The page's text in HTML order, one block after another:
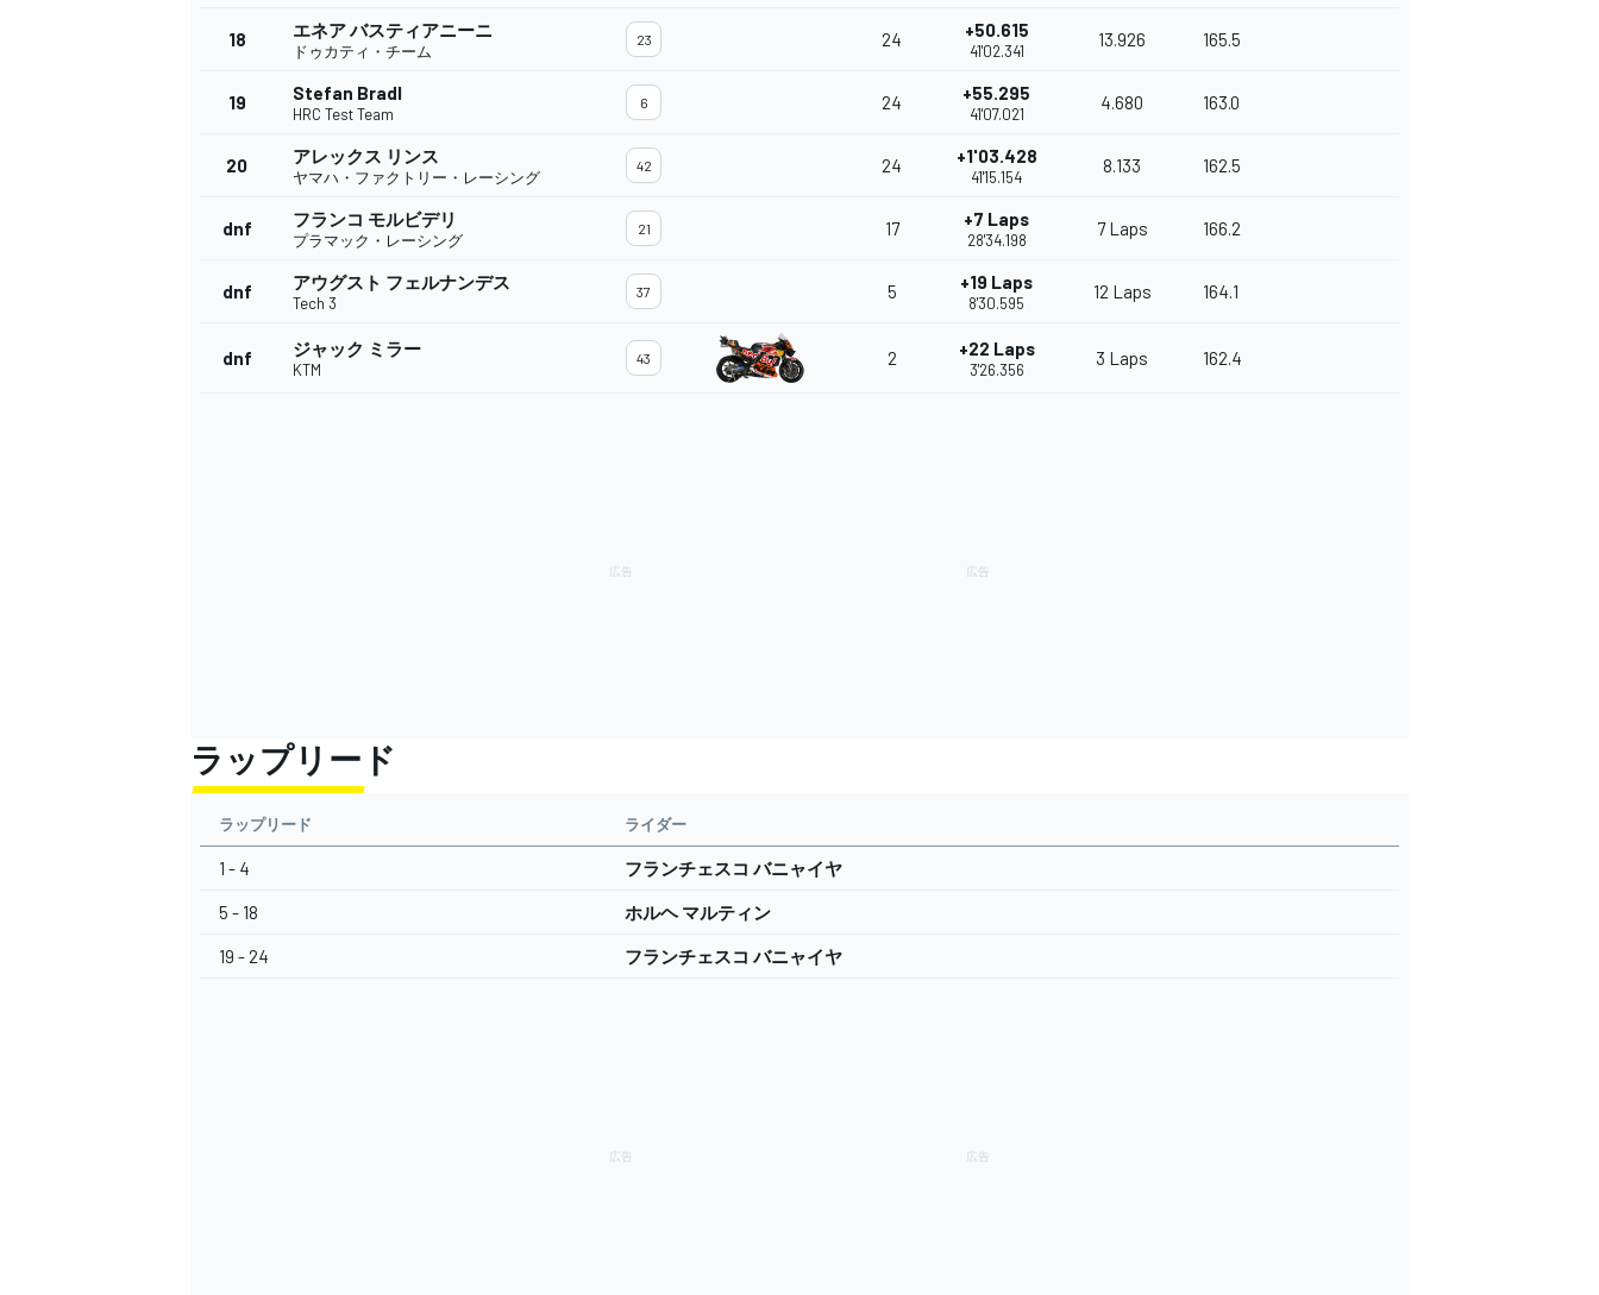
すべてのカテゴリー
18 エネア バスティアニーニ
ドゥカティ・チーム
23 24 +50.615
41'02.341
13.926 165.5
19 Stefan Bradl
HRC Test Team
6 24 +55.295
41'07.021
4.680 163.0
20 アレックス リンス
ヤマハ・ファクトリー・レーシング
42 24 +1'03.428
41'15.154
8.133 162.5
dnf フランコ モルビデリ
プラマック・レーシング
21 17 +7 Laps
28'34.198
7 Laps 166.2
dnf アウグスト フェルナンデス
Tech 3
37 5 +19 Laps
8'30.595
12 Laps 164.1
dnf ジャック ミラー
KTM
43 2 +22 Laps
3'26.356
3 Laps 162.4
ラップリード
ラップリード ライダー
1 - 4 フランチェスコ バニャイヤ
5 - 18 ホルヘ マルティン
19 - 24 フランチェスコ バニャイヤ